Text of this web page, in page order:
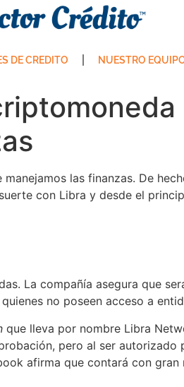
DE CREDITO NUESTRO
las finanzas. De
con Libra y desde el
La compañía asegura que
no poseen acceso a
que lleva por nombre Libra
pero al ser
afirma que contará con